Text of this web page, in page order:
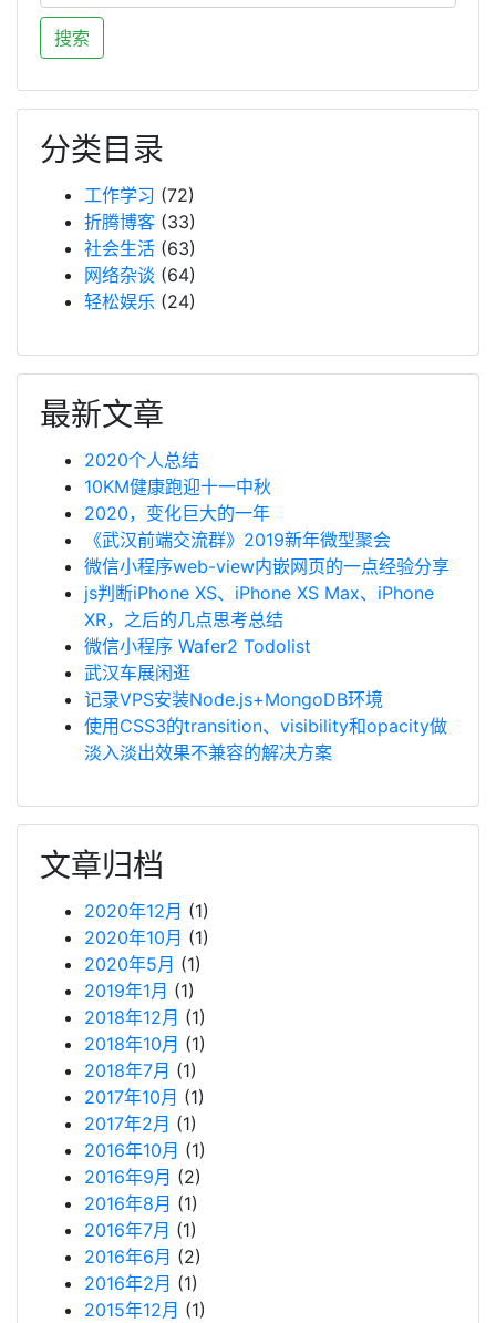
分类目录
工作学习 (72)
折腾博客 (33)
社会生活 (63)
网络杂谈 (64)
轻松娱乐 (24)
最新文章
2020个人总结
10KM健康跑迎十一中秋
2020，变化巨大的一年
《武汉前端交流群》2019新年微型聚会
微信小程序web-view内嵌网页的一点经验分享
js判断iPhone XS、iPhone XS Max、iPhone
XR，之后的几点思考总结
微信小程序 Wafer2 Todolist
武汉车展闲逛
记录VPS安装Node.js+MongoDB环境
使用CSS3的transition、visibility和opacity做
淡入淡出效果不兼容的解决方案
文章归档
2020年12月 (1)
2020年10月 (1)
2020年5月 (1)
2019年1月 (1)
2018年12月 (1)
2018年10月 (1)
2018年7月 (1)
2017年10月 (1)
2017年2月 (1)
2016年10月 (1)
2016年9月 (2)
2016年8月 (1)
2016年7月 (1)
2016年6月 (2)
2016年2月 (1)
2015年12月 (1)